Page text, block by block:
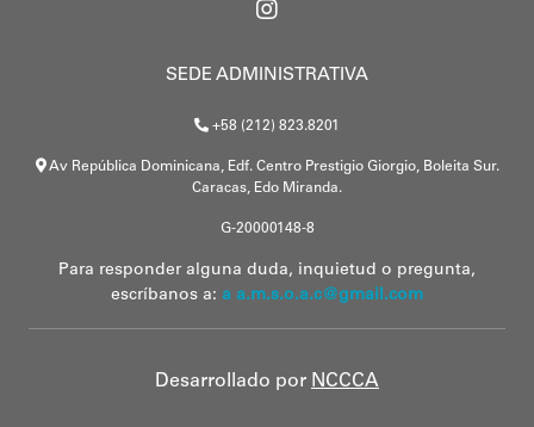
SEDE ADMINISTRATIVA
+58 (212) 823.8201
Av República Dominicana, Edf. Centro Prestigio Giorgio, Boleita Sur.
Caracas, Edo Miranda.
G-20000148-8
Para responder alguna duda, inquietud o pregunta,
escríbanos a: a a.m.s.o.a.c@gmail.com
Desarrollado por NCCCA